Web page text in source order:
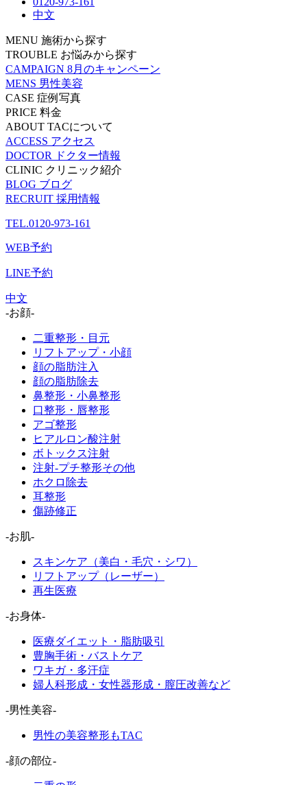
中文
MENU 施術から探す
TROUBLE お悩みから探す
CAMPAIGN 8月のキャンペーン
MENS 男性美容
CASE 症例写真
PRICE 料金
ABOUT TACについて
ACCESS アクセス
DOCTOR
ドクター情報
CLINIC クリニック紹介
BLOG ブログ
RECRUIT 採用情報
TEL.0120-973-161
WEB予約
LINE予約
中文
-お顔-
二重整形・目元
リフトアップ・小顔
顔の脂肪注入
顔の脂肪除去
鼻整形・小鼻整形
口整形・唇整形
アゴ整形
ヒアルロン酸注射
ボトックス注射
注射-プチ整形その他
ホクロ除去
耳整形
傷跡修正
-お肌-
スキンケア（美白・毛穴・シワ）
リフトアップ（レーザー）
再生医療
-お身体-
医療ダイエット・脂肪吸引
豊胸手術・バストケア
ワキガ・多汗症
婦人科形成・女性器形成・膣圧改善など
-男性美容-
男性の美容整形もTAC
-顔の部位-